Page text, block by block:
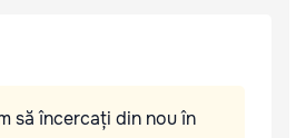
să încercați din nou în